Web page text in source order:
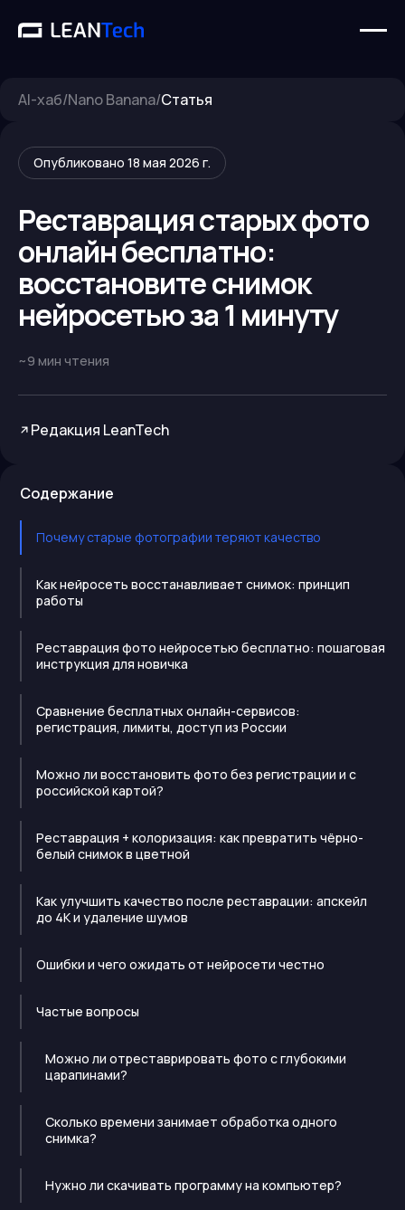
AI-хаб/Nano Banana/Статья
Опубликовано 18 мая 2026 г.
Реставрация старых фото
онлайн бесплатно:
восстановите снимок
нейросетью за 1 минуту
~9 мин чтения
Редакция LeanTech
Содержание
Почему старые фотографии теряют качество
Как нейросеть восстанавливает снимок: принцип
работы
Реставрация фото нейросетью бесплатно: пошаговая
инструкция для новичка
Сравнение бесплатных онлайн-сервисов:
регистрация, лимиты, доступ из России
Можно ли восстановить фото без регистрации и с
российской картой?
Реставрация + колоризация: как превратить чёрно-
белый снимок в цветной
Как улучшить качество после реставрации: апскейл
до 4K и удаление шумов
Ошибки и чего ожидать от нейросети честно
Частые вопросы
Можно ли отреставрировать фото с глубокими
царапинами?
Сколько времени занимает обработка одного
снимка?
Нужно ли скачивать программу на компьютер?